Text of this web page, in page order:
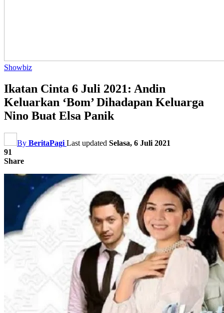
Showbiz
Ikatan Cinta 6 Juli 2021: Andin
Keluarkan ‘Bom’ Dihadapan Keluarga
Nino Buat Elsa Panik
By BeritaPagi Last updated Selasa, 6 Juli 2021
91
Share